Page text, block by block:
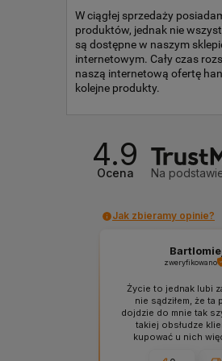
W ciągłej sprzedaży
produktów, jednak nie
są dostępne w naszym
internetowym. Cały czas
naszą internetową ofertę
kolejne produkty.
4.9
Ocena Na
Jak zbieramy opinie?
zweryfikowano
Życie to jednak lubi
nie sądziłem, że ta
dojdzie do mnie tak
takiej obsłudze
kupować u nich